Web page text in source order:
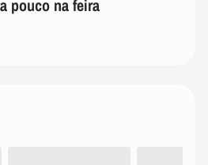
pouco na feira